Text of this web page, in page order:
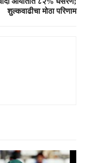
शुल्कवाढीचा मोठा परिणाम